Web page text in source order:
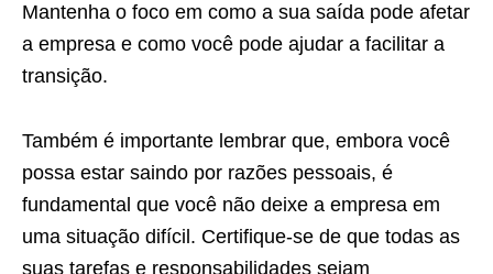
Mantenha o foco em como a sua saída pode afetar
a empresa e como você pode ajudar a facilitar a
transição.
Também é importante lembrar que, embora você
possa estar saindo por razões pessoais, é
fundamental que você não deixe a empresa em
uma situação difícil. Certifique-se de que todas as
suas tarefas e responsabilidades sejam